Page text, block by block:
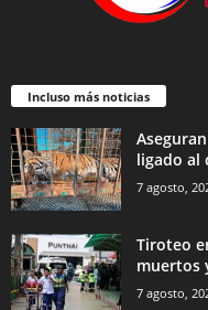
Incluso más noticias
ligado al
7 agosto,
Tiroteo
muertos
7 agosto,